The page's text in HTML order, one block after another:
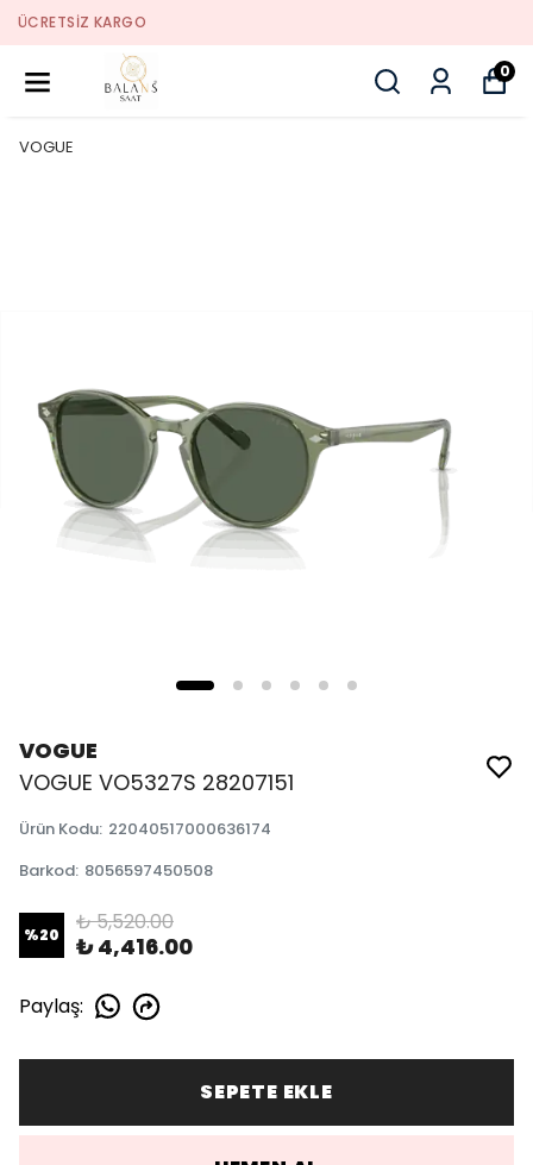
0
VOGUE
VOGUE
VOGUE VO5327S 28207151
Ürün Kodu: 22040517000636174
Barkod: 8056597450508
%20 ₺ 5,520.00
₺ 4,416.00
Paylaş:
SEPETE EKLE